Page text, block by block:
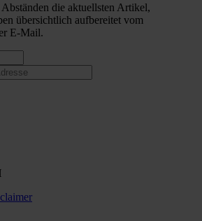
die aktuellsten Artikel,
übersichtlich aufbereitet vom
E-Mail.